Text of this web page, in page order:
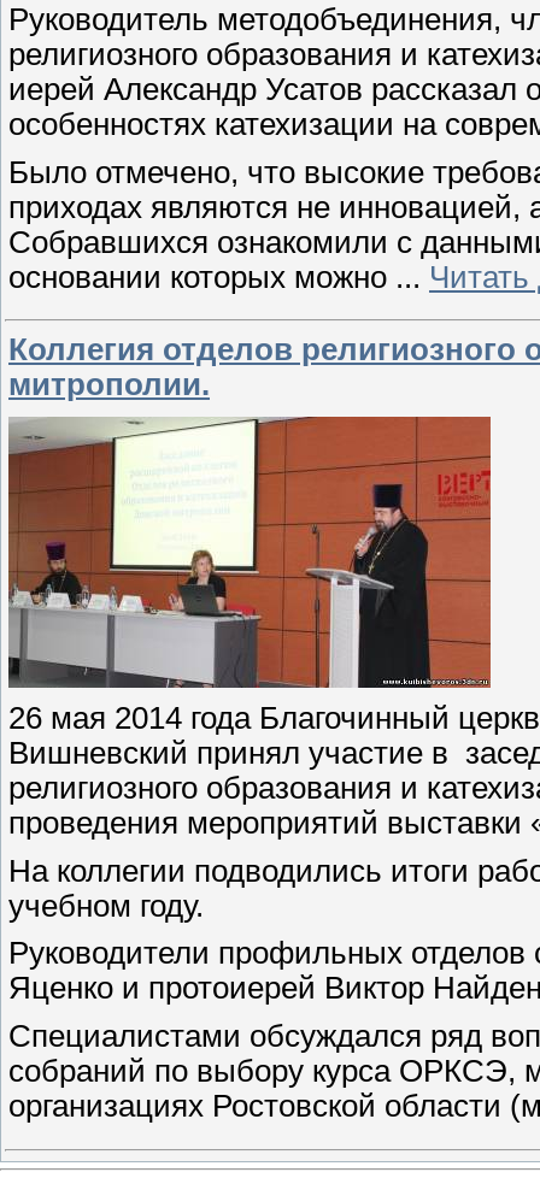
Руководитель методобъединения,
религиозного образования и
иерей Александр Усатов
особенностях катехизации на
Было отмечено, что высокие
приходах являются не
Собравшихся ознакомили с
основании которых можно ...
Коллегия отделов религиозного
митрополии.
26 мая 2014 года Благочинный
Вишневский принял участие в
религиозного образования и
проведения мероприятий выставки
На коллегии подводились итоги
учебном году.
Руководители профильных
Яценко и протоиерей Виктор
Специалистами обсуждался ряд
собраний по выбору курса ОРКСЭ,
организациях Ростовской области